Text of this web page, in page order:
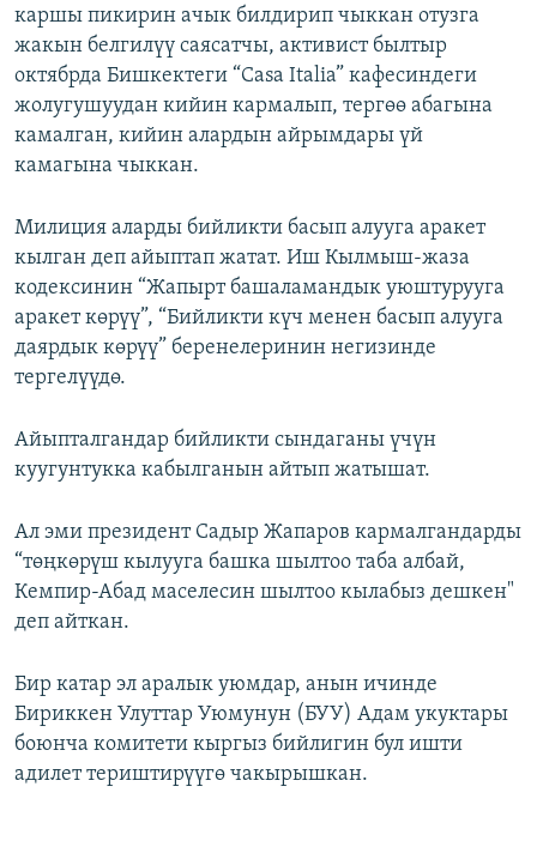
каршы пикирин ачык билдирип чыккан отузга
жакын белгилүү саясатчы, активист былтыр
октябрда Бишкектеги “Casa Italia” кафесиндеги
жолугушуудан кийин кармалып, тергөө абагына
камалган, кийин алардын айрымдары үй
камагына чыккан.
Милиция аларды бийликти басып алууга аракет
кылган деп айыптап жатат. Иш Кылмыш-жаза
кодексинин “Жапырт башаламандык уюштурууга
аракет көрүү”, “Бийликти күч менен басып алууга
даярдык көрүү” беренелеринин негизинде
тергелүүдө.
Айыпталгандар бийликти сындаганы үчүн
куугунтукка кабылганын айтып жатышат.
Ал эми президент Садыр Жапаров кармалгандарды
“төңкөрүш кылууга башка шылтоо таба албай,
Кемпир-Абад маселесин шылтоо кылабыз дешкен"
деп айткан.
Бир катар эл аралык уюмдар, анын ичинде
Бириккен Улуттар Уюмунун (БУУ) Адам укуктары
боюнча комитети кыргыз бийлигин бул ишти
адилет териштирүүгө чакырышкан.